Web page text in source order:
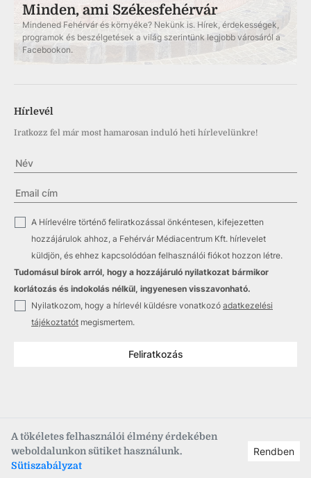
A tökéletes felhasználói élmény érdekében
weboldalunkon sütiket használunk.
Sütiszabályzat
Rendben
Minden, ami Székesfehérvár
Mindened Fehérvár és környéke? Nekünk is. Hírek, érdekességek,
programok és beszélgetések a világ szerintünk legjobb városáról a
Facebookon.
Hírlevél
Iratkozz fel már most hamarosan induló heti hírlevelünkre!
✓
A Hírlevélre történő feliratkozással önkéntesen, kifejezetten
hozzájárulok ahhoz, a Fehérvár Médiacentrum Kft. hírlevelet
küldjön, és ehhez kapcsolódóan felhasználói fiókot hozzon létre.
Tudomásul bírok arról, hogy a hozzájáruló nyilatkozat bármikor
korlátozás és indokolás nélkül, ingyenesen visszavonható.
✓ Nyilatkozom, hogy a hírlevél küldésre vonatkozó adatkezelési
tájékoztatót megismertem.
Feliratkozás
Copyright © 2021–2026 Fehérvár Médiacentrum, fmc.hu